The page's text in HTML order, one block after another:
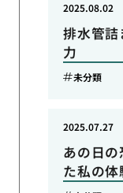
排水管
力
2025.08.02
未分類
あの日
た私の体
2025.07.27